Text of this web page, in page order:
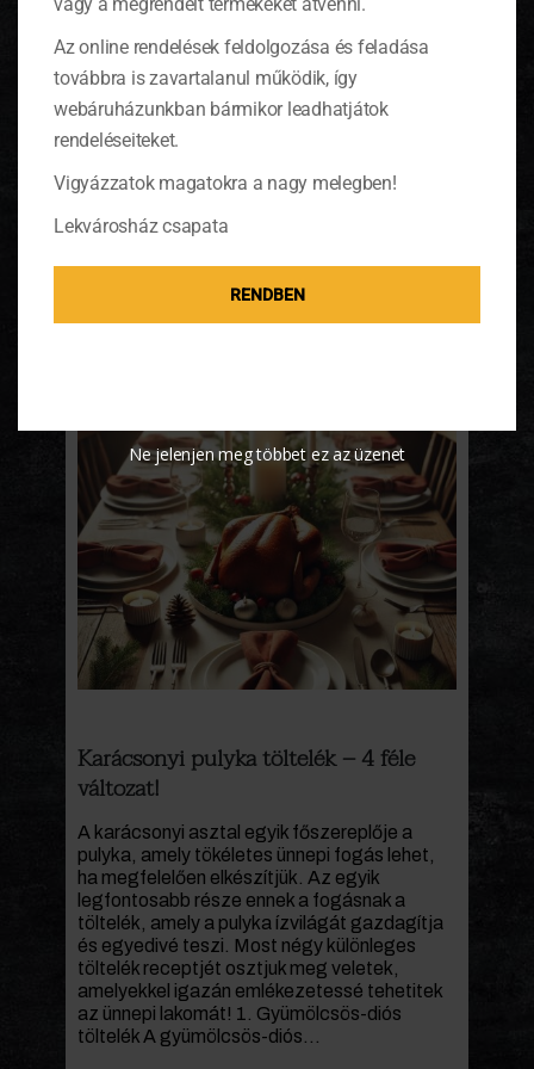
Ötös – Gálvölgyi Jánossal: Interjú
Kaldeneker György séffel
Gálvölgyi János humoristának és Kaldeneker
megálmodójának köszönhetően egy igazán
Az interjú során nemcsak a gasztronómia
világába kalauzolnak el minket, hanem
humorral fűszerezve osztják meg
témája pedig részben a gasztronómia, a...
Karácsonyi pulyka töltelék – 4 féle
változat!
A karácsonyi asztal egyik főszereplője a
pulyka, amely tökéletes ünnepi fogás lehet,
ha megfelelően elkészítjük. Az egyik
legfontosabb része ennek a fogásnak a
töltelék, amely a pulyka ízvilágát gazdagítja
és egyedivé teszi. Most négy különleges
töltelék receptjét osztjuk meg veletek,
amelyekkel igazán emlékezetessé tehetitek
az ünnepi lakomát! 1. Gyümölcsös-diós
töltelék A gyümölcsös-diós...
Az online rendelések feldolgozása és feladása
továbbra is zavartalanul működik, így
webáruházunkban bármikor leadhatjátok
rendeléseiteket.
Vigyázzatok magatokra a nagy melegben!
Lekvárosház csapata
RENDBEN
Ne jelenjen meg többet ez az üzenet